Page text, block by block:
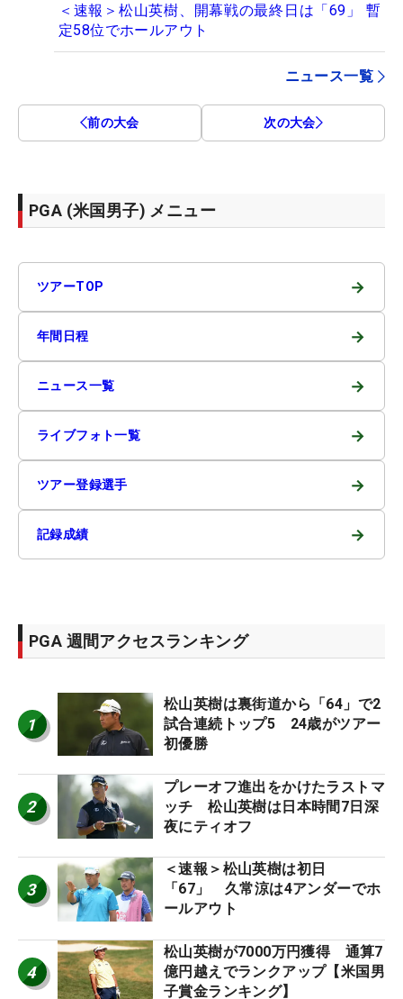
＜速報＞松山英樹、開幕戦の最終日は「69」 暫
定58位でホールアウト
ニュース一覧
前の大会 次の大会
PGA (米国男子) メニュー
ツアーTOP →
年間日程 →
ニュース一覧 →
ライブフォト一覧 →
ツアー登録選手 →
記録成績 →
PGA 週間アクセスランキング
1
松山英樹は裏街道から「64」で2
試合連続トップ5 24歳がツアー
初優勝
2
プレーオフ進出をかけたラストマ
ッチ 松山英樹は日本時間7日深
夜にティオフ
3
＜速報＞松山英樹は初日
「67」 久常涼は4アンダーでホ
ールアウト
4
松山英樹が7000万円獲得 通算7
億円越えでランクアップ【米国男
子賞金ランキング】